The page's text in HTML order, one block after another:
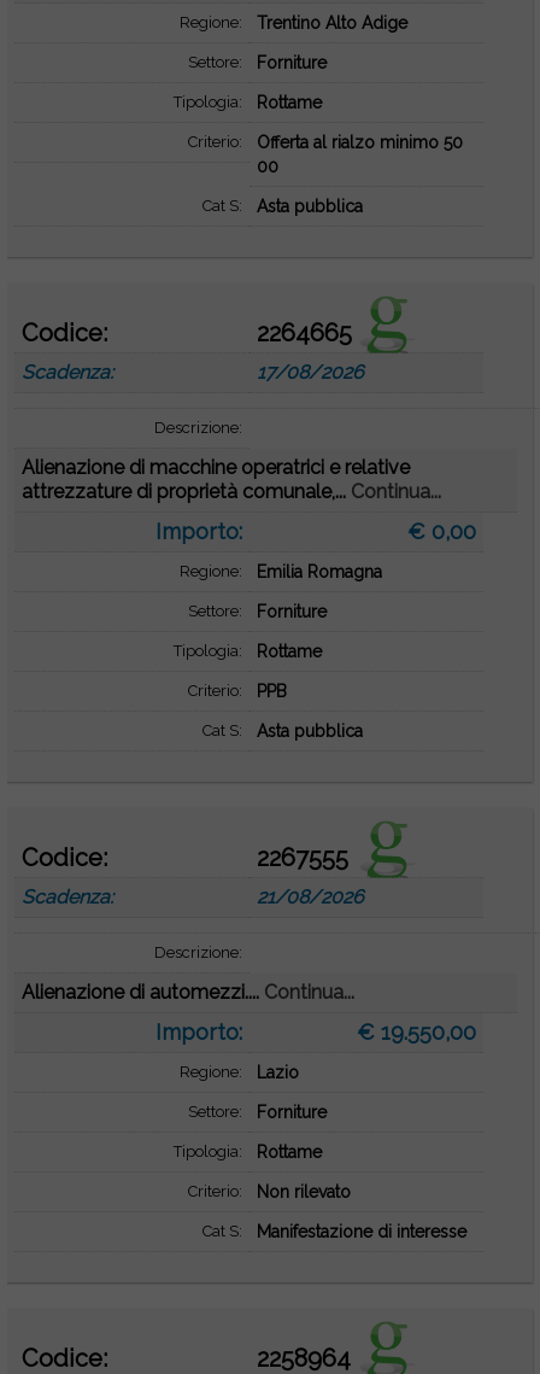
Regione: Trentino Alto Adige
Settore: Forniture
Tipologia: Rottame
Criterio:
Offerta al rialzo minimo 50
00
Cat S: Asta pubblica
Codice: 2264665
Scadenza: 17/08/2026
Descrizione:
Alienazione di macchine operatrici e relative
attrezzature di proprietà comunale,... Continua...
Importo: € 0,00
Regione: Emilia Romagna
Settore: Forniture
Tipologia: Rottame
Criterio: PPB
Cat S: Asta pubblica
Codice: 2267555
Scadenza: 21/08/2026
Descrizione:
Alienazione di automezzi.... Continua...
Importo: € 19.550,00
Regione: Lazio
Settore: Forniture
Tipologia: Rottame
Criterio: Non rilevato
Cat S: Manifestazione di interesse
Codice: 2258964